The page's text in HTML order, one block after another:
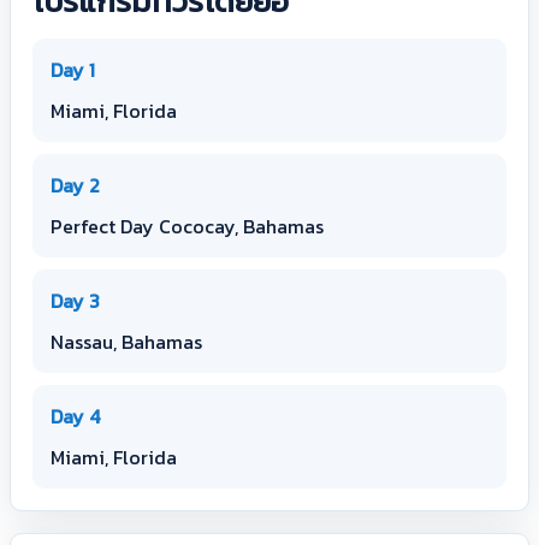
Day 1
Miami, Florida
Day 2
Perfect Day Cococay, Bahamas
Day 3
Nassau, Bahamas
Day 4
Miami, Florida